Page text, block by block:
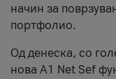
начин за
портфолио.
Од денеска, со
нова A1 Net Sef